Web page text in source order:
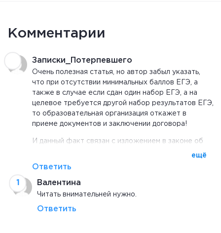
Комментарии
Записки_Потерпевшего
Очень полезная статья, но автор забыл указать,
что при отсутствии минимальных баллов ЕГЭ, а
также в случае если сдан один набор ЕГЭ, а на
целевое требуется другой набор результатов ЕГЭ,
то образовательная организация откажет в
приеме документов и заключении договора!
И данный факт связан с изложением в законе об
образовании, в части доведения информации о том,
образовательная организация потенциально может
принять для обучения для работодателя по
ещё
Ответить
Валентина
Читать внимательней нужно.
Ответить